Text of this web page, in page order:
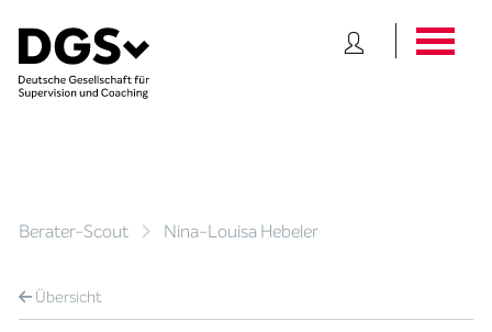
Berater-Scout Nina-Louisa Hebeler
Übersicht